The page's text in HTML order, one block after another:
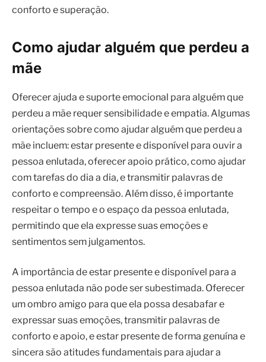
conforto e superação.
Como ajudar alguém que perdeu a
mãe
Oferecer ajuda e suporte emocional para alguém que
perdeu a mãe requer sensibilidade e empatia. Algumas
orientações sobre como ajudar alguém que perdeu a
mãe incluem: estar presente e disponível para ouvir a
pessoa enlutada, oferecer apoio prático, como ajudar
com tarefas do dia a dia, e transmitir palavras de
conforto e compreensão. Além disso, é importante
respeitar o tempo e o espaço da pessoa enlutada,
permitindo que ela expresse suas emoções e
sentimentos sem julgamentos.
A importância de estar presente e disponível para a
pessoa enlutada não pode ser subestimada. Oferecer
um ombro amigo para que ela possa desabafar e
expressar suas emoções, transmitir palavras de
conforto e apoio, e estar presente de forma genuína e
sincera são atitudes fundamentais para ajudar a